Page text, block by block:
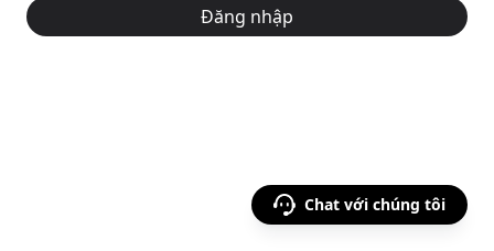
Đăng nhập
Chat với chúng tôi